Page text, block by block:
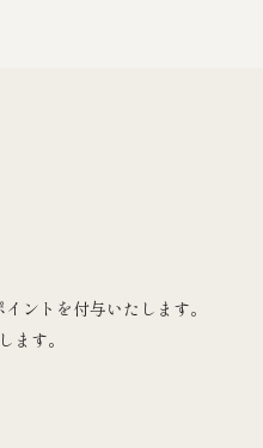
ントを付与いたします。
ます。